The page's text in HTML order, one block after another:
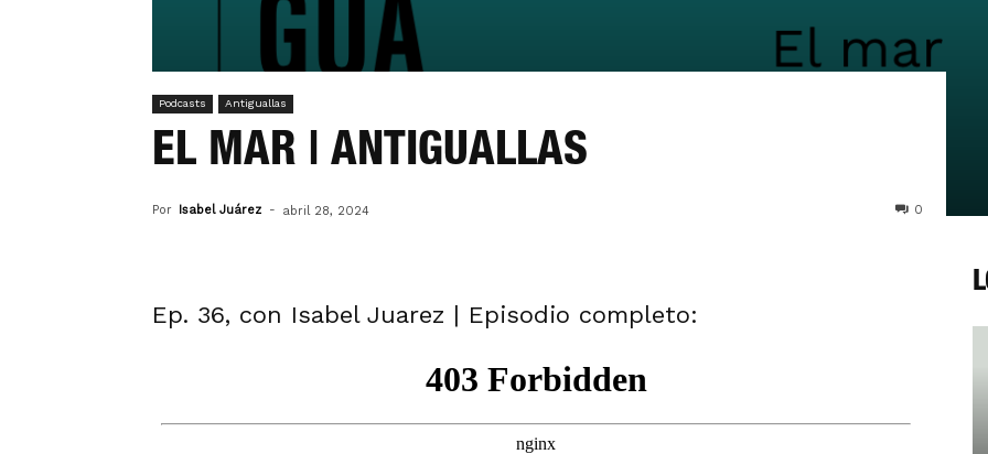
Podcasts Antiguallas
EL MAR | ANTIGUALLAS
Por Isabel Juárez - abril 28, 2024 0
Ep. 36, con Isabel Juarez | Episodio completo: